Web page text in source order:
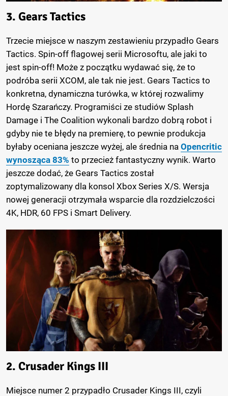
3. Gears Tactics
Trzecie miejsce w naszym zestawieniu przypadło Gears
Tactics. Spin-off flagowej serii Microsoftu, ale jaki to
jest spin-off! Może z początku wydawać się, że to
podróba serii XCOM, ale tak nie jest. Gears Tactics to
konkretna, dynamiczna turówka, w której rozwalimy
Hordę Szarańczy. Programiści ze studiów Splash
Damage i The Coalition wykonali bardzo dobrą robot i
gdyby nie te błędy na premierę, to pewnie produkcja
byłaby oceniana jeszcze wyżej, ale średnia na Opencritic
wynosząca 83% to przecież fantastyczny wynik. Warto
jeszcze dodać, że Gears Tactics został
zoptymalizowany dla konsol Xbox Series X/S. Wersja
nowej generacji otrzymała wsparcie dla rozdzielczości
4K, HDR, 60 FPS i Smart Delivery.
2. Crusader Kings III
Miejsce numer 2 przypadło Crusader Kings III, czyli